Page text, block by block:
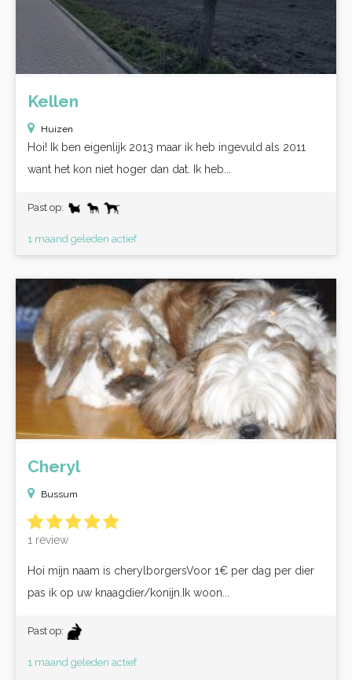
Kellen
Huizen
Hoi! Ik ben eigenlijk 2013 maar ik heb ingevuld als 2011
want het kon niet hoger dan dat. Ik heb...
Past op:
1 maand geleden actief
Cheryl
Bussum
1 review
Hoi mijn naam is cherylborgersVoor 1€ per dag per dier
pas ik op uw knaagdier/konijn.Ik woon...
Past op:
1 maand geleden actief